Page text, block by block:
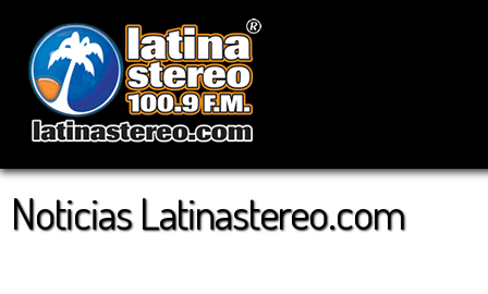
Noticias Latinastereo.com